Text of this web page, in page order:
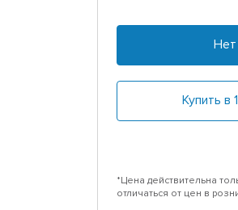
Нет
Купить в
*Цена действительна
отличаться от цен в